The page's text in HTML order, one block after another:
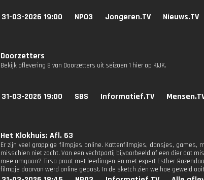
31-03-2026 19:00 NPO3 Jongeren.TV Nieuws.TV
Doorzetters
Bekijk aflevering 8 van Doorzetters uit seizoen 1 hier op KIJK.
31-03-2026 19:00 SBS Informatief.TV
Het Klokhuis: Afl. 63
Er zijn veel grappige filmpjes online. Kattenfilmpjes, dansjes,
misschien niet zocht. Van een vechtpartij bijvoorbeeld of een dier dat
mee omgaan? Tirsa praat met leerlingen en met expert Esther
filmpje daarvan werd online gepost. In de sketch zien we hoe geweld